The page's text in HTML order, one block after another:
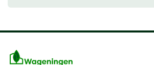
Belangrijke